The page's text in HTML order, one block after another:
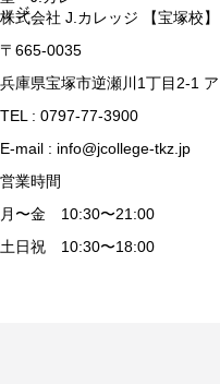
株式会社 J.カレッジ 【宝塚校】
〒665-0035
兵庫県宝塚市逆瀬川1丁目2-1
TEL : 0797-77-3900
E-mail : info@jcollege-tkz.jp
営業時間
月〜金 10:30〜21:00
土日祝 10:30〜18:00